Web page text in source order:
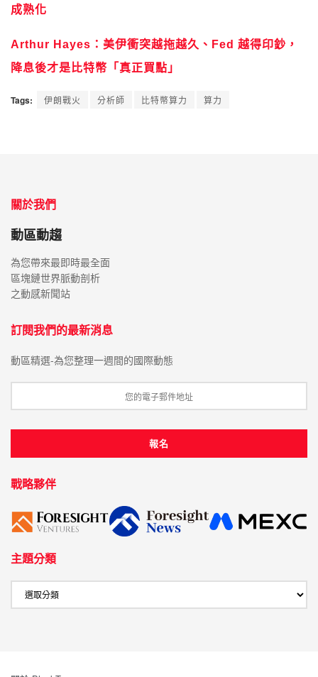
成熟化
Arthur Hayes：美伊衝突越拖越久、Fed 越得印鈔，
降息後才是比特幣「真正買點」
Tags: 伊朗戰火 分析師 比特幣算力 算力
關於我們
動區動趨
為您帶來最即時最全面
區塊鏈世界脈動剖析
之動感新聞站
訂閱我們的最新消息
動區精選-為您整理一週間的國際動態
戰略夥伴
主題分類